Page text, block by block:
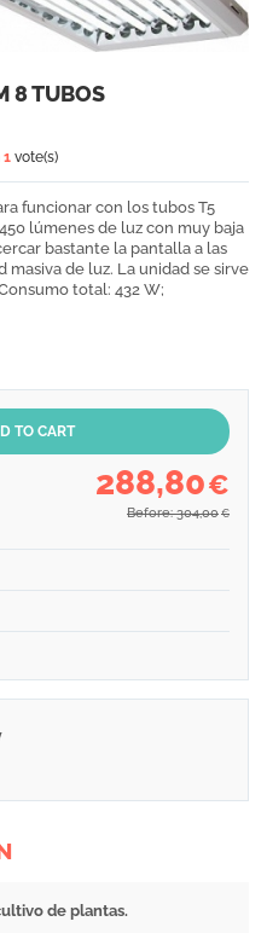
8 TUBOS
1 vote(s)
funcionar con los tubos T5
lúmenes de luz con muy baja
bastante la pantalla a las
de luz. La unidad se sirve
total: 432 W;
288,80€
Before: 304,00 €
de plantas.